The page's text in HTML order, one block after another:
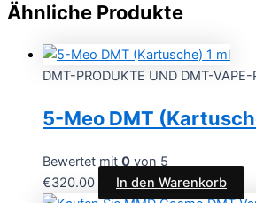
Ähnliche Produkte
DMT-PRODUKTE UND DMT-VAPE-
5-Meo DMT
Bewertet mit 0 von 5
€320.00 In den Warenkorb